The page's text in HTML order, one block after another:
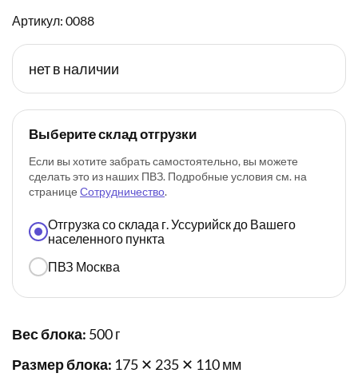
Артикул: 0088
нет в наличии
Выберите склад отгрузки
Если вы хотите забрать самостоятельно, вы можете
сделать это из наших ПВЗ. Подробные условия см. на
странице Сотрудничество.
Отгрузка со склада г. Уссурийск до Вашего
населенного пункта
ПВЗ Москва
Вес блока: 500 г
Размер блока: 175 ✕ 235 ✕ 110 мм